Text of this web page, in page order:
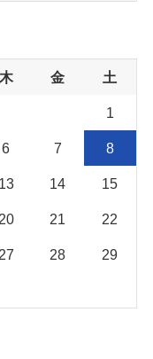
木 金 土
1
6 7 8
13 14 15
20 21 22
27 28 29